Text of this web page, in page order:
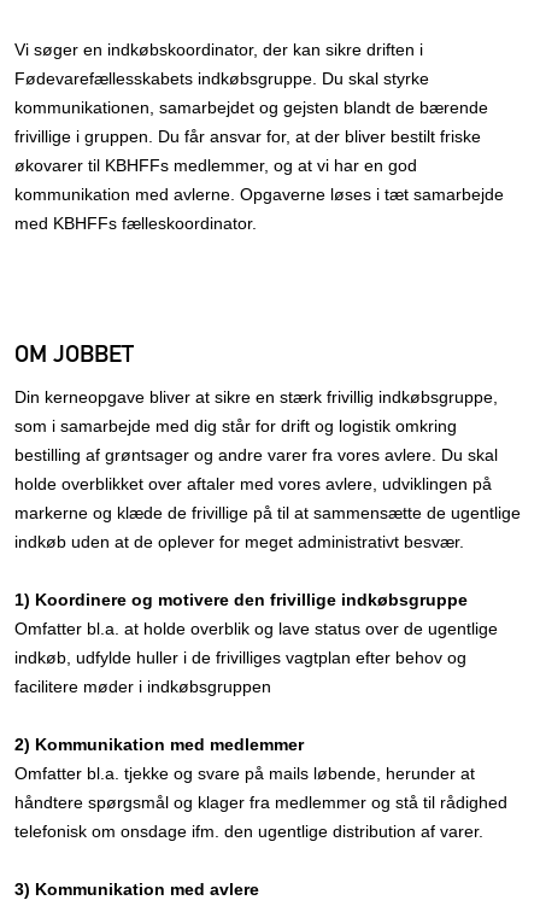
Vi søger en indkøbskoordinator, der kan sikre driften i
Fødevarefællesskabets indkøbsgruppe. Du skal styrke
kommunikationen, samarbejdet og gejsten blandt de bærende
frivillige i gruppen. Du får ansvar for, at der bliver bestilt friske
økovarer til KBHFFs medlemmer, og at vi har en god
kommunikation med avlerne. Opgaverne løses i tæt samarbejde
med KBHFFs fælleskoordinator.
OM JOBBET
Din kerneopgave bliver at sikre en stærk frivillig indkøbsgruppe,
som i samarbejde med dig står for drift og logistik omkring
bestilling af grøntsager og andre varer fra vores avlere. Du skal
holde overblikket over aftaler med vores avlere, udviklingen på
markerne og klæde de frivillige på til at sammensætte de ugentlige
indkøb uden at de oplever for meget administrativt besvær.
1) Koordinere og motivere den frivillige indkøbsgruppe
Omfatter bl.a. at holde overblik og lave status over de ugentlige
indkøb, udfylde huller i de frivilliges vagtplan efter behov og
facilitere møder i indkøbsgruppen
2) Kommunikation med medlemmer
Omfatter bl.a. tjekke og svare på mails løbende, herunder at
håndtere spørgsmål og klager fra medlemmer og stå til rådighed
telefonisk om onsdage ifm. den ugentlige distribution af varer.
3) Kommunikation med avlere